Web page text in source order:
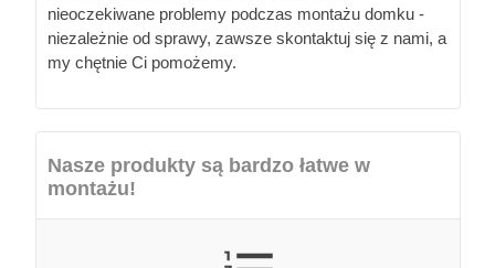
nieoczekiwane problemy podczas montażu domku -
niezależnie od sprawy, zawsze skontaktuj się z nami, a
my chętnie Ci pomożemy.
Nasze produkty są bardzo łatwe w
montażu!